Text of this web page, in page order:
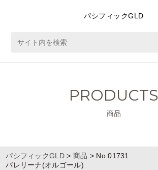
パシフィックGLD
PRODUCTS
商品
パシフィックGLD> 商品 > No.01731
バレリーナ(オルゴール)